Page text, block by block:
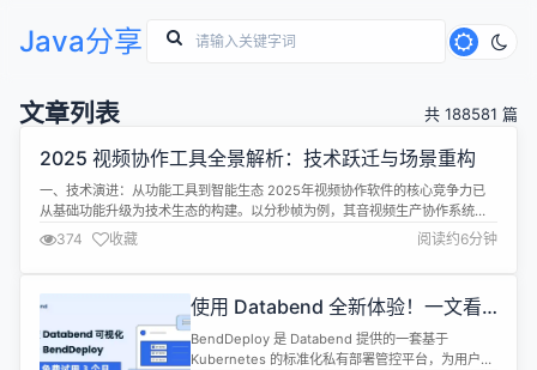
Java分享
文章列表 共 188581 篇
2025 视频协作工具全景解析：技术跃迁与场景重构
一、技术演进：从功能工具到智能生态 2025年视频协作软件的核心竞争力已
从基础功能升级为技术生态的构建。以分秒帧为例，其音视频生产协作系统，
可帮助创作者在云端构建工作流，让跨地域、跨终端、跨团队的协作组可以在
统一的安全平台上管理所有媒体资源、任务、反馈信息，从而更高效地创作并
交付优质内容。而Frame.io V4通过与徕卡、佳能等相机厂商合作，实现
C2C（C...
374 收藏 阅读约6分钟
使用 Databend 全新体验！一文看
懂 Databend 可视化管控平台
BendDeploy
BendDeploy 是 Databend 提供的一套基于
Kubernetes 的标准化私有部署管控平台，为用户提